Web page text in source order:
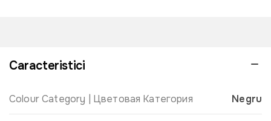
Caracteristici
Colour Category | Цветовая Категория Negru